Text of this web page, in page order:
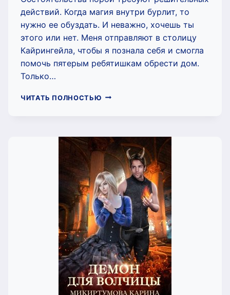
действий. Когда магия внутри бурлит, то
нужно ее обуздать. И неважно, хочешь ты
этого или нет. Меня отправляют в столицу
Кайрингейла, чтобы я познала себя и смогла
помочь пятерым ребятишкам обрести дом.
Только…
ЧИТАТЬ ПОЛНОСТЬЮ ЛЕДЯНЫЕ
КАРИНА)